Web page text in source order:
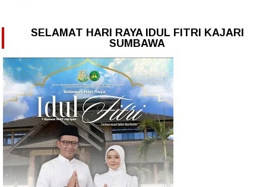
SELAMAT HARI RAYA IDUL FITRI KAJARI
SUMBAWA